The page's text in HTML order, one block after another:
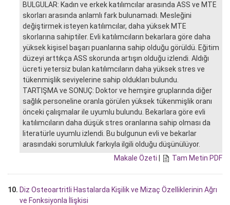
BULGULAR: Kadın ve erkek katılımcılar arasında ASS ve MTE
skorları arasında anlamlı fark bulunamadı. Mesleğini
değiştirmek isteyen katılımcılar, daha yüksek MTE
skorlarına sahiptiler. Evli katılımcıların bekarlara göre daha
yüksek kişisel başarı puanlarına sahip olduğu görüldü. Eğitim
düzeyi arttıkça ASS skorunda artışın olduğu izlendi. Aldığı
ücreti yetersiz bulan katılımcıların daha yüksek stres ve
tükenmişlik seviyelerine sahip oldukları bulundu.
TARTIŞMA ve SONUÇ: Doktor ve hemşire gruplarında diğer
sağlık personeline oranla görülen yüksek tükenmişlik oranı
önceki çalışmalar ile uyumlu bulundu. Bekarlara göre evli
katılımcıların daha düşük stres oranlarına sahip olması da
literatürle uyumlu izlendi. Bu bulgunun evli ve bekarlar
arasındaki sorumluluk farkıyla ilgili olduğu düşünülüyor.
Makale Özeti | Tam Metin PDF
10. Diz Osteoartritli Hastalarda Kişilik ve Mizaç Özelliklerinin Ağrı
ve Fonksiyonla İlişkisi